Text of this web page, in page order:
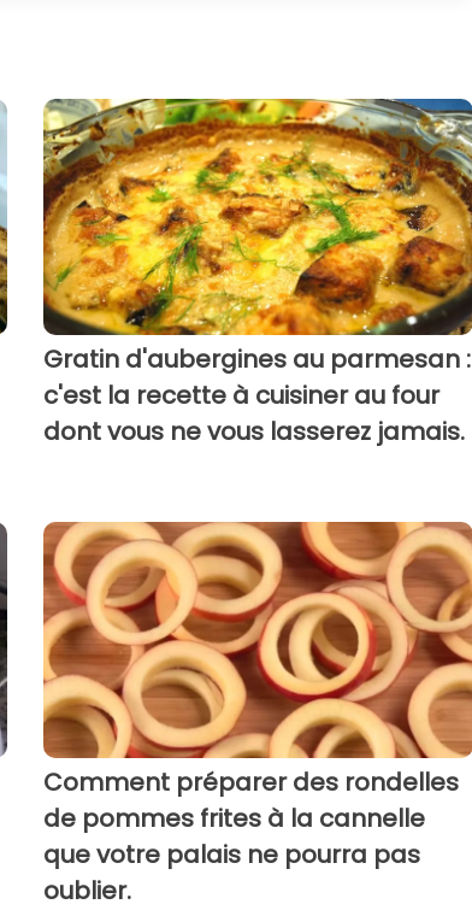
Gratin d'aubergines au parmesan :
c'est la recette à cuisiner au four
dont vous ne vous lasserez jamais.
Comment préparer des rondelles
de pommes frites à la cannelle
que votre palais ne pourra pas
oublier.